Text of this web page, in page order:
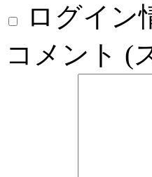
ログイン
コメント (